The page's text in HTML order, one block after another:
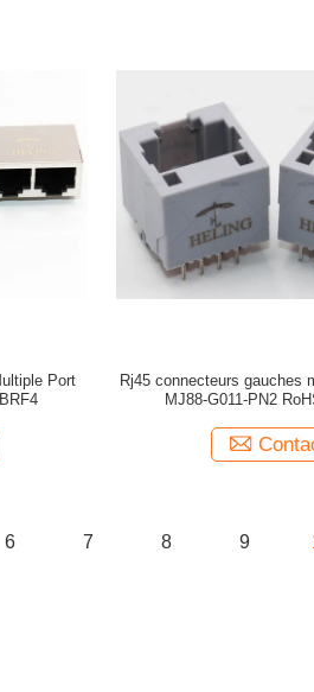
Port
Rj45 connecteurs gauches
MJ88-G011-PN2
6 7 8 9